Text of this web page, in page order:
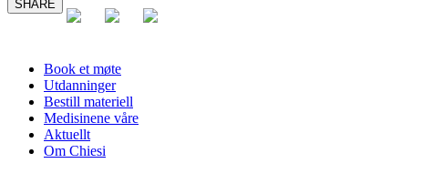
SHARE
Book et møte
Utdanninger
Bestill materiell
Medisinene våre
Aktuellt
Om Chiesi